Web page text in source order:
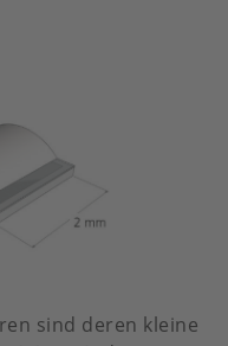
sind deren kleine